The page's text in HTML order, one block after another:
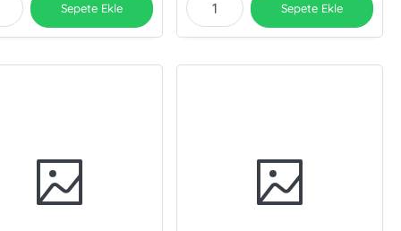
Sepete Ekle Sepete Ekle